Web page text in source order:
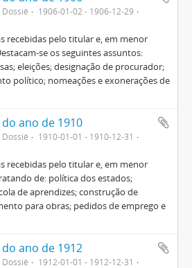
Dossiê
1906-01-02 - 1906-12-29
recebidas pelo titular e, em menor
se os seguintes assuntos:
eleições; designação de procurador;
político; nomeações e exonerações de
ano de 1910
Dossiê
1910-01-01 - 1910-12-31
recebidas pelo titular e, em menor
de: política dos estados;
de aprendizes; construção de
para obras; pedidos de emprego e
ano de 1912
Dossiê
1912-01-01 - 1912-12-31